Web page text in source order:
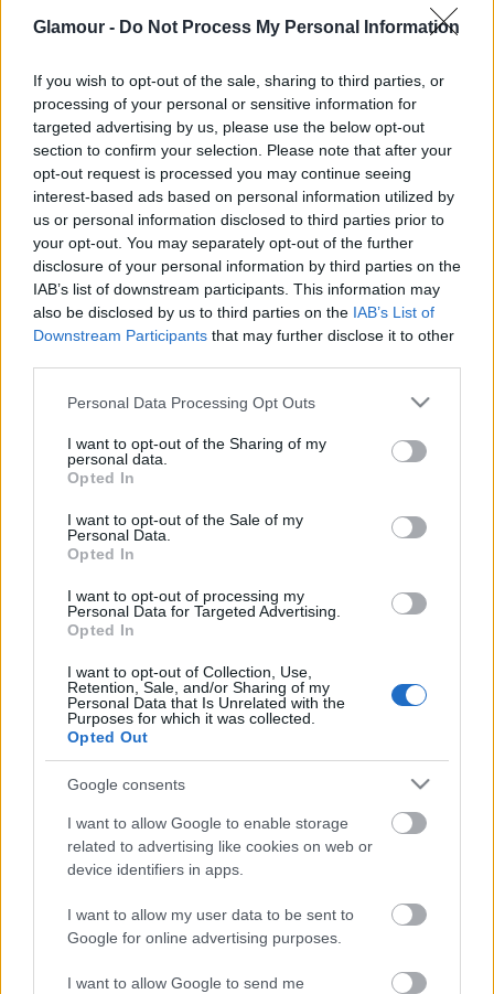
Glamour - Do Not Process My Personal Information
If you wish to opt-out of the sale, sharing to third parties, or
processing of your personal or sensitive information for
targeted advertising by us, please use the below opt-out
section to confirm your selection. Please note that after your
opt-out request is processed you may continue seeing
interest-based ads based on personal information utilized by
us or personal information disclosed to third parties prior to
your opt-out. You may separately opt-out of the further
disclosure of your personal information by third parties on the
IAB’s list of downstream participants. This information may
also be disclosed by us to third parties on the IAB’s List of
Downstream Participants that may further disclose it to other
Please note that this website/app uses one or more Google
not limited to your visit or usage behaviour. You may click to
grant or deny consent to Google and its third-party tags to
use your data for below specified purposes in below Google
consent section.
Personal Data Processing Opt Outs
I want to opt-out of the Sharing of my
personal data.
Opted In
I want to opt-out of the Sale of my
Personal Data.
Opted In
I want to opt-out of processing my
Personal Data for Targeted Advertising.
Opted In
I want to opt-out of Collection, Use,
Retention, Sale, and/or Sharing of my
Personal Data that Is Unrelated with the
Purposes for which it was collected.
Opted Out
Google consents
I want to allow Google to enable storage
related to advertising like cookies on web or
device identifiers in apps.
I want to allow my user data to be sent to
Google for online advertising purposes.
I want to allow Google to send me
KULTÚRA
Szaszák Zsolt: „A Jégvarázs az
elmúlt 15 év leggrandiózusabb
produkciója lesz”
KULTÚRA
készültek Anna szerepére a Madách
Színház színésznői
Archívum Impresszum
Szerzői jogi nyilatkozat
Rólunk
Szerkesztőségi küldetés
Médiaajánlat
Akadálymentesítési nyilatkozat
Süti beállítások